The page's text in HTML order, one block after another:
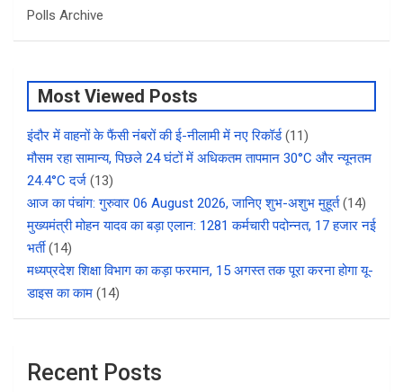
Polls Archive
Most Viewed Posts
इंदौर में वाहनों के फैंसी नंबरों की ई-नीलामी में नए रिकॉर्ड (11)
मौसम रहा सामान्य, पिछले 24 घंटों में अधिकतम तापमान 30°C और न्यूनतम
24.4°C दर्ज (13)
आज का पंचांग: गुरुवार 06 August 2026, जानिए शुभ-अशुभ मुहूर्त (14)
मुख्यमंत्री मोहन यादव का बड़ा एलान: 1281 कर्मचारी पदोन्नत, 17 हजार नई
भर्ती (14)
मध्यप्रदेश शिक्षा विभाग का कड़ा फरमान, 15 अगस्त तक पूरा करना होगा यू-
डाइस का काम (14)
Recent Posts